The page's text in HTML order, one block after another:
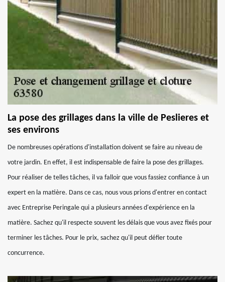
La pose des grillages dans la ville de Peslieres et
ses environs
De nombreuses opérations d'installation doivent se faire au niveau de
votre jardin. En effet, il est indispensable de faire la pose des grillages.
Pour réaliser de telles tâches, il va falloir que vous fassiez confiance à un
expert en la matière. Dans ce cas, nous vous prions d'entrer en contact
avec Entreprise Peringale qui a plusieurs années d'expérience en la
matière. Sachez qu'il respecte souvent les délais que vous avez fixés pour
terminer les tâches. Pour le prix, sachez qu'il peut défier toute
concurrence.